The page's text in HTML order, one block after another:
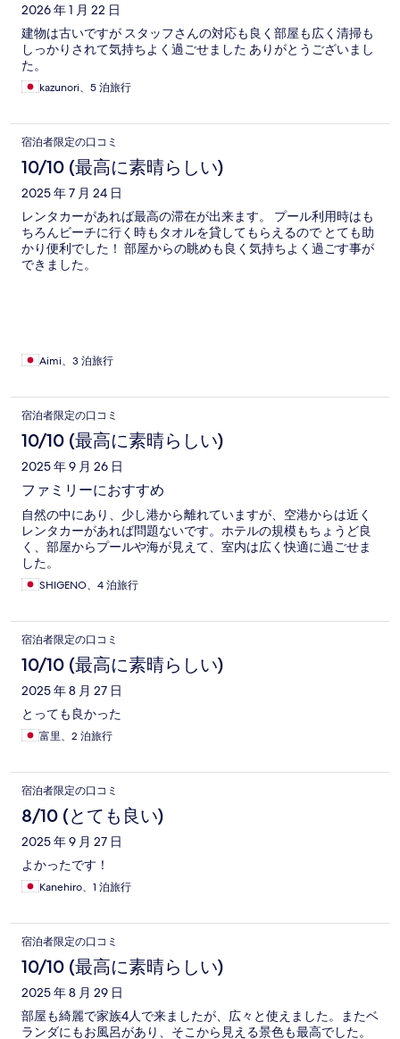
2026 年 1 月 22 日
建物は古いですが スタッフさんの対応も良く部屋も広く清掃も
しっかりされて気持ちよく過ごせました ありがとうございまし
た。
kazunori、5 泊旅行
宿泊者限定の口コミ
10/10 (最高に素晴らしい)
2025 年 7 月 24 日
レンタカーがあれば最高の滞在が出来ます。 プール利用時はも
ちろんビーチに行く時もタオルを貸してもらえるので とても助
かり便利でした！ 部屋からの眺めも良く気持ちよく過ごす事が
できました。
Aimi、3 泊旅行
宿泊者限定の口コミ
10/10 (最高に素晴らしい)
2025 年 9 月 26 日
ファミリーにおすすめ
自然の中にあり、少し港から離れていますが、空港からは近く
レンタカーがあれば問題ないです。ホテルの規模もちょうど良
く、部屋からプールや海が見えて、室内は広く快適に過ごせま
した。
SHIGENO、4 泊旅行
宿泊者限定の口コミ
10/10 (最高に素晴らしい)
2025 年 8 月 27 日
とっても良かった
富里、2 泊旅行
宿泊者限定の口コミ
8/10 (とても良い)
2025 年 9 月 27 日
よかったです！
Kanehiro、1 泊旅行
宿泊者限定の口コミ
10/10 (最高に素晴らしい)
2025 年 8 月 29 日
部屋も綺麗で家族4人で来ましたが、広々と使えました。またベ
ランダにもお風呂があり、そこから見える景色も最高でした。